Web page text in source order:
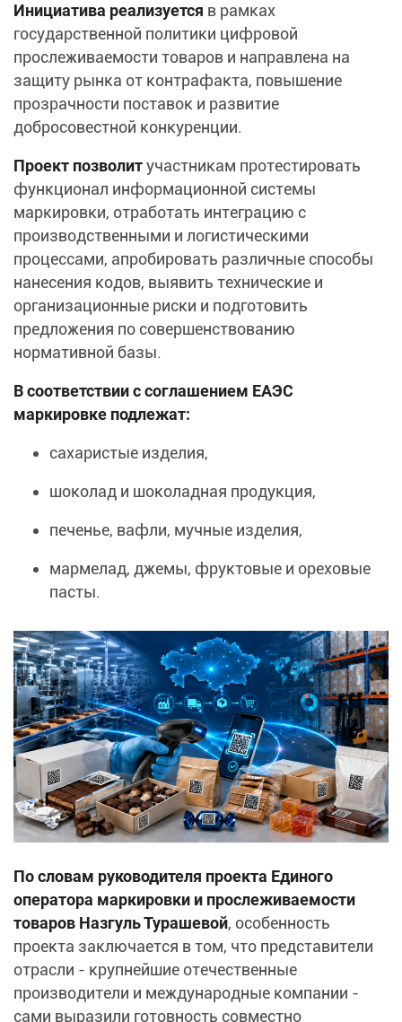
Инициатива реализуется в рамках
государственной политики цифровой
прослеживаемости товаров и направлена на
защиту рынка от контрафакта, повышение
прозрачности поставок и развитие
добросовестной конкуренции.
Проект позволитучастникам протестировать
функционал информационной системы
маркировки, отработать интеграцию с
производственными и логистическими
процессами, апробировать различные способы
нанесения кодов, выявить технические и
организационные риски и подготовить
предложения по совершенствованию
нормативной базы.
В соответствии с соглашением ЕАЭС
маркировке подлежат:
сахаристые изделия,
шоколад и шоколадная продукция,
печенье, вафли, мучные изделия,
мармелад, джемы, фруктовые и ореховые
пасты.
По словам руководителя проекта Единого
оператора маркировки и прослеживаемости
товаров Назгуль Турашевой, особенность
проекта заключается в том, что представители
отрасли - крупнейшие отечественные
производители и международные компании -
сами выразили готовность совместно